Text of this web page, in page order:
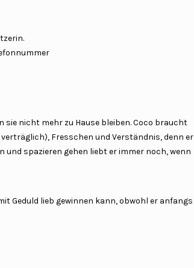
sie nicht mehr zu Hause bleiben. Coco braucht
Fresschen und Verständnis, denn er
spazieren gehen liebt er immer noch, wenn
Geduld lieb gewinnen kann, obwohl er anfangs